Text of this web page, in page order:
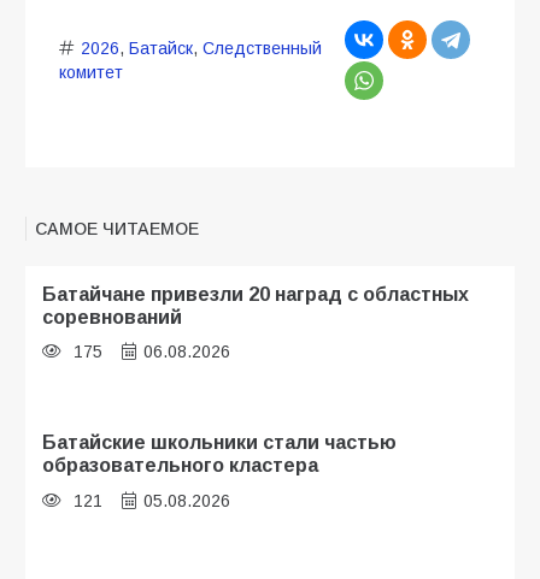
2026, Батайск, Следственный
комитет
САМОЕ ЧИТАЕМОЕ
Батайчане привезли 20 наград с областных
соревнований
175 06.08.2026
Батайские школьники стали частью
образовательного кластера
121 05.08.2026